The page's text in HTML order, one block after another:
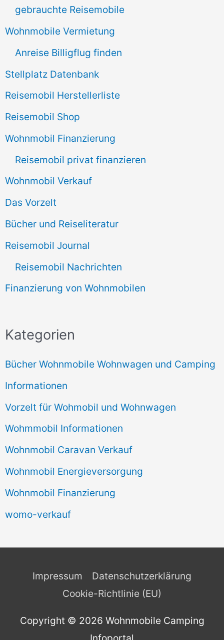
gebrauchte Reisemobile
Wohnmobile Vermietung
Anreise Billigflug finden
Stellplatz Datenbank
Reisemobil Herstellerliste
Reisemobil Shop
Wohnmobil Finanzierung
Reisemobil privat finanzieren
Wohnmobil Verkauf
Das Vorzelt
Bücher und Reiseliteratur
Reisemobil Journal
Reisemobil Nachrichten
Finanzierung von Wohnmobilen
Kategorien
Bücher Wohnmobile Wohnwagen und Camping
Informationen
Vorzelt für Wohmobil und Wohnwagen
Wohmmobil Informationen
Wohnmobil Caravan Verkauf
Wohnmobil Energieversorgung
Wohnmobil Finanzierung
womo-verkauf
Impressum
Datenschutzerklärung
Cookie-Richtlinie (EU)
Copyright © 2026 Wohnmobile Camping